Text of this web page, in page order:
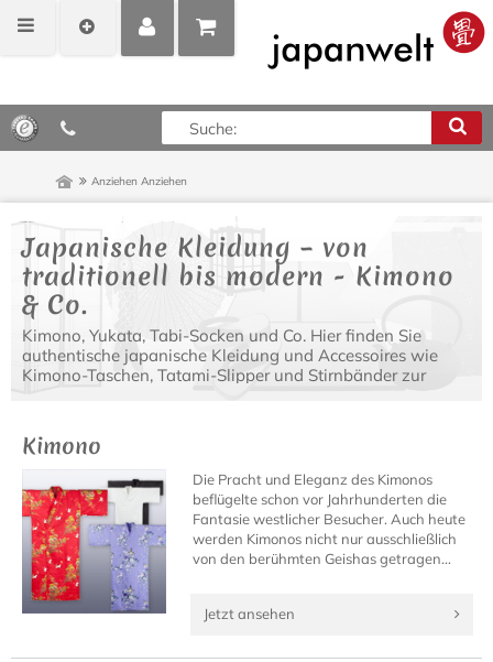
MEIN
POSITIONEN
ANZEIGEN
0,00 €*
AnziehenAnziehen
Japanische Kleidung – von
traditionell bis modern - Kimono
& Co.
Kimono, Yukata, Tabi-Socken und Co. Hier finden Sie
authentische japanische Kleidung und Accessoires wie
Kimono-Taschen, Tatami-Slipper und Stirnbänder zur
Kimono
Die Pracht und Eleganz des Kimonos
beflügelte schon vor Jahrhunderten die
Fantasie westlicher Besucher. Auch heute
werden Kimonos nicht nur ausschließlich
von den berühmten Geishas getragen...
Jetzt ansehen